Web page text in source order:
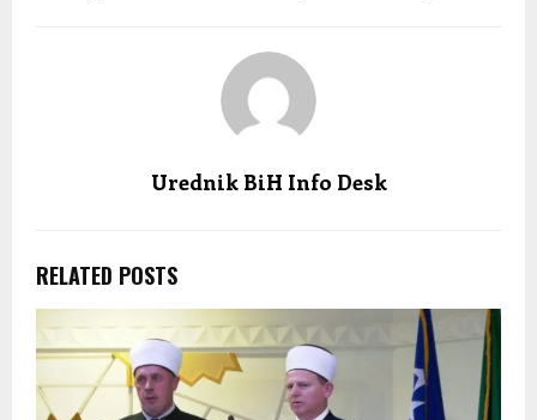
Urednik BiH Info Desk
RELATED POSTS